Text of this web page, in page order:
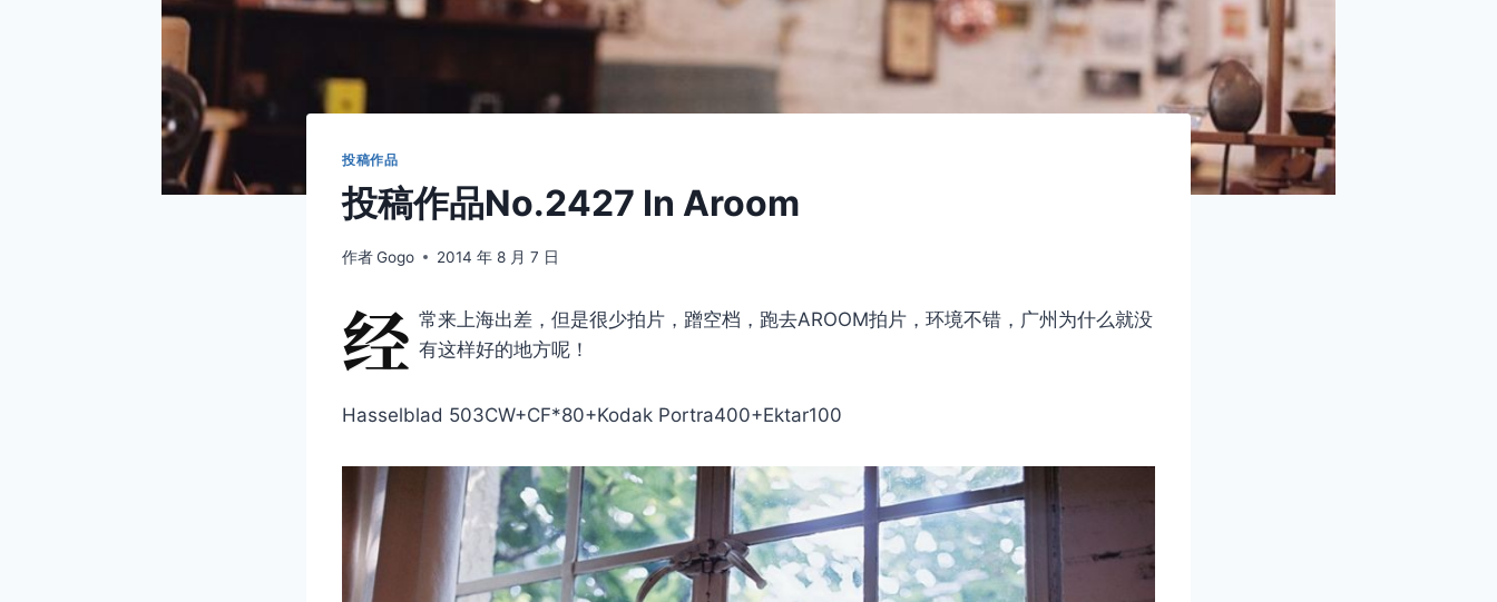
投稿作品
投稿作品No.2427 In Aroom
作者Gogo 2014 年 8 月 7 日
经 常来上海出差，但是很少拍片，蹭空档，跑去AROOM拍片，环境不错，广州为什么就没
有这样好的地方呢！
Hasselblad 503CW+CF*80+Kodak Portra400+Ektar100